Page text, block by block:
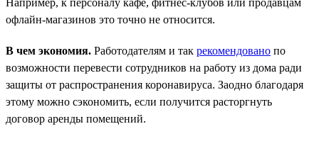
офлайн-магазинов это точно не относится.
В чем экономия. Работодателям и так рекомендовано по
возможности перевести сотрудников на работу из дома ради
защиты от распространения коронавируса. Заодно благодаря
этому можно сэкономить, если получится расторгнуть
договор аренды помещений.